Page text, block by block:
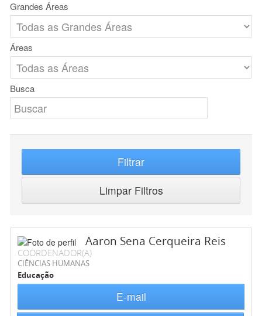
Grandes Áreas
Áreas
Busca
Filtrar
Limpar Filtros
Aaron Sena Cerqueira Reis
COORDENADOR(A)
CIÊNCIAS HUMANAS
Educação
E-mail